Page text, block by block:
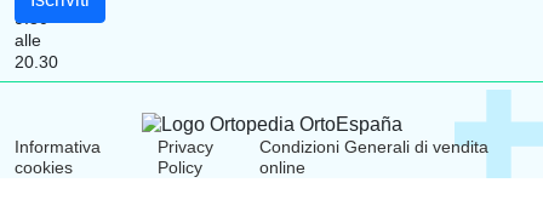
Informativa
cookies
Privacy
Policy
Condizioni Generali di vendita
online